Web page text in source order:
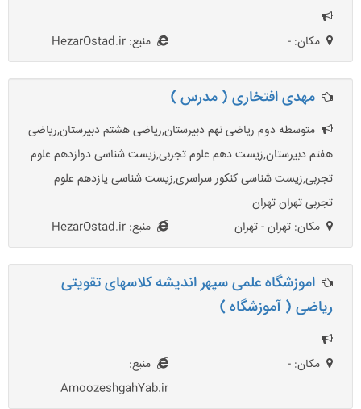
مکان: - منبع: HezarOstad.ir
مهدی افتخاری ( مدرس )
متوسطه دوم ریاضی نهم دبیرستان,ریاضی هشتم دبیرستان,ریاضی
هفتم دبیرستان,زیست دهم علوم تجربی,زیست شناسی دوازدهم علوم
تجربی,زیست شناسی کنکور سراسری,زیست شناسی یازدهم علوم
تجربی تهران تهران
مکان: تهران - تهران
منبع: HezarOstad.ir
اموزشگاه علمی سپهر اندیشه کلاسهای تقویتی
ریاضی ( آموزشگاه )
مکان: -
منبع:
AmoozeshgahYab.ir